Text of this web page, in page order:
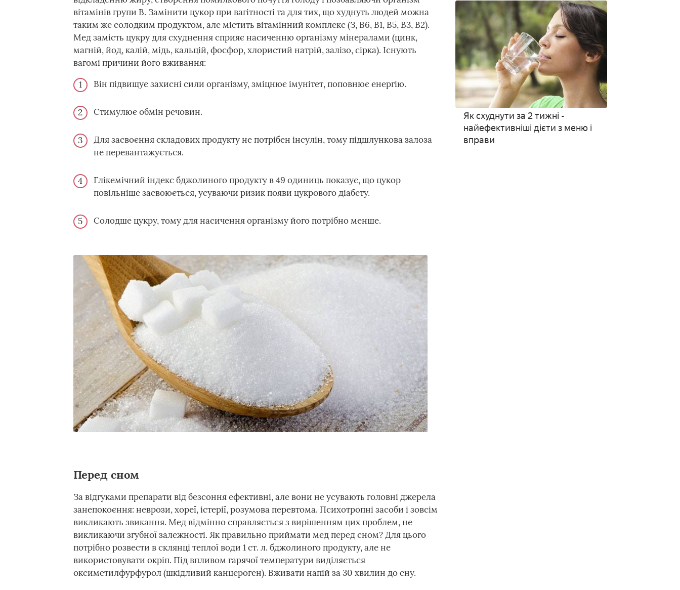
вітамінів групи В. Замінити цукор при вагітності та для тих, що худнуть людей можна
таким же солодким продуктом, але містить вітамінний комплекс (З, В6, В1, В5, В3, В2).
Мед замість цукру для схуднення сприяє насиченню організму мінералами (цинк,
магній, йод, калій, мідь, кальцій, фосфор, хлористий натрій, залізо, сірка). Існують
вагомі причини його вживання:
Він підвищує захисні сили організму, зміцнює імунітет, поповнює енергію.
Стимулює обмін речовин.
Для засвоєння складових продукту не потрібен інсулін, тому підшлункова залоза
не перевантажується.
Глікемічний індекс бджолиного продукту в 49 одиниць показує, що цукор
повільніше засвоюється, усуваючи ризик появи цукрового діабету.
Солодше цукру, тому для насичення організму його потрібно менше.
Перед сном
За відгуками препарати від безсоння ефективні, але вони не усувають головні джерела
занепокоєння: неврози, хореї, істерії, розумова перевтома. Психотропні засоби і зовсім
викликають звикання. Мед відмінно справляється з вирішенням цих проблем, не
викликаючи згубної залежності. Як правильно приймати мед перед сном? Для цього
потрібно розвести в склянці теплої води 1 ст. л. бджолиного продукту, але не
використовувати окріп. Під впливом гарячої температури виділяється
оксиметилфурфурол (шкідливий канцероген). Вживати напій за 30 хвилин до сну.
Як схуднути за 2 тижні -
найефективніші дієти з меню і
вправи